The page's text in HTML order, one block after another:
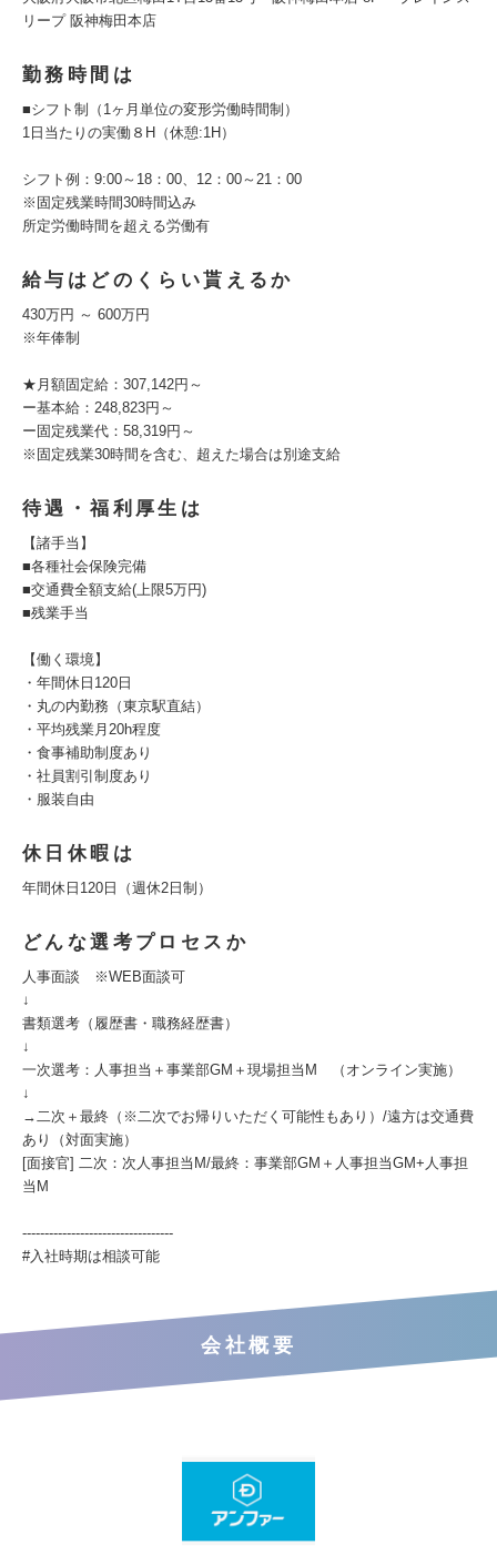
リープ 阪神梅田本店
勤務時間は
■シフト制（1ヶ月単位の変形労働時間制）
1日当たりの実働８H（休憩:1H）
シフト例：9:00～18：00、12：00～21：00
※固定残業時間30時間込み
所定労働時間を超える労働有
給与はどのくらい貰えるか
430万円 ～ 600万円
※年俸制
★月額固定給：307,142円～
ー基本給：248,823円～
ー固定残業代：58,319円～
※固定残業30時間を含む、超えた場合は別途支給
待遇・福利厚生は
【諸手当】
■各種社会保険完備
■​交通費全額支給(上限5万円)
■残業手当
【働く環境】
・年間休日120日
・丸の内勤務（東京駅直結）
・平均残業月20h程度
・食事補助制度あり
・社員割引制度あり
・服装自由
休日休暇は
年間休日120日（週休2日制）
どんな選考プロセスか
人事面談 ※WEB面談可
↓
書類選考（履歴書・職務経歴書）
↓
一次選考：人事担当＋事業部GM＋現場担当M （オンライン実施）
↓
→二次＋最終（※二次でお帰りいただく可能性もあり）/遠方は交通費
あり（対面実施）
[面接官] 二次：次人事担当M/最終：事業部GM＋人事担当GM+人事担
当M
----------------------------------
#入社時期は相談可能
会社概要